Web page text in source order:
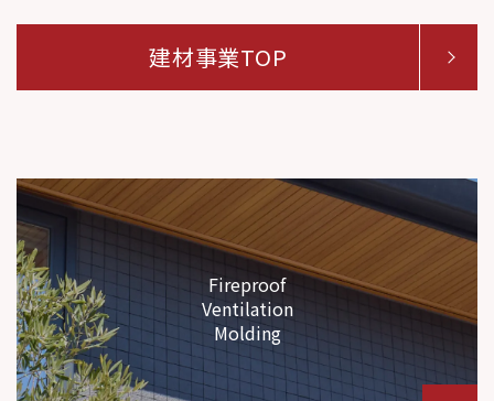
建材事業TOP
Fireproof
Ventilation
Molding